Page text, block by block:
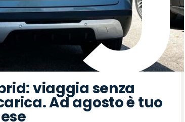
viaggia senza
Ad agosto è tuo